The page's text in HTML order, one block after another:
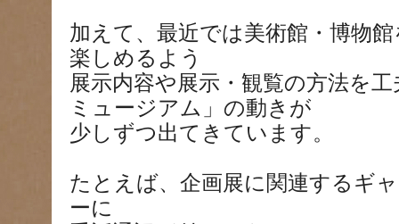
加えて、最近では美術館・博物
楽しめるよう
展示内容や展示・観覧の方法を
ミュージアム」の動きが
少しずつ出てきています。
たとえば、企画展に関連するギ
ーに